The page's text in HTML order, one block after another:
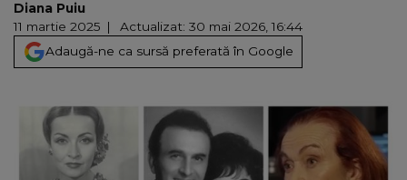
Diana Puiu
11 martie 2025
Actualizat: 30 mai 2026, 16:44
Adaugă-ne ca sursă preferată în Google